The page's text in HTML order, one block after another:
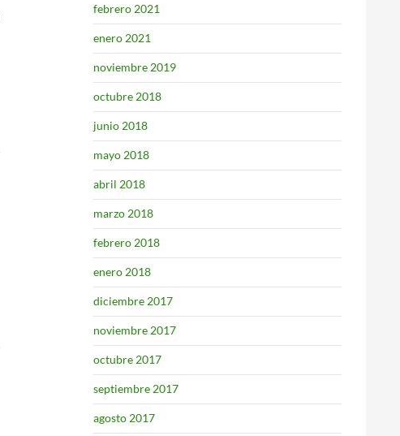
febrero 2021
enero 2021
noviembre 2019
octubre 2018
junio 2018
mayo 2018
abril 2018
marzo 2018
febrero 2018
enero 2018
diciembre 2017
noviembre 2017
octubre 2017
septiembre 2017
agosto 2017